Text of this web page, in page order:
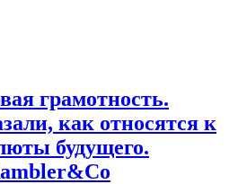
грамотность.
как относятся к
будущего.